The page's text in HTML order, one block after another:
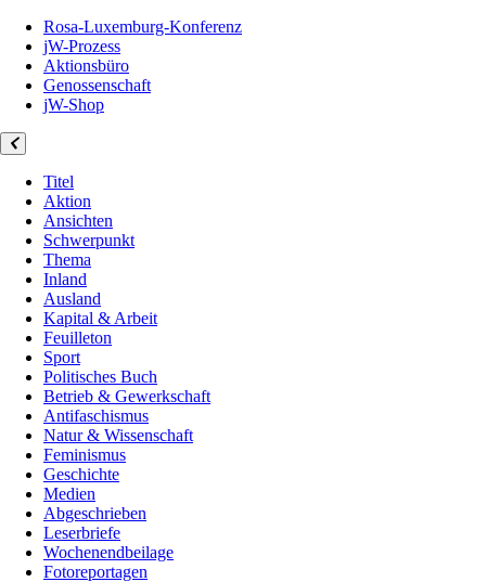
Rosa-Luxemburg-Konferenz
jW-Prozess
Aktionsbüro
Genossenschaft
jW-Shop
Titel
Aktion
Ansichten
Schwerpunkt
Thema
Inland
Ausland
Kapital & Arbeit
Feuilleton
Sport
Politisches Buch
Betrieb & Gewerkschaft
Antifaschismus
Natur & Wissenschaft
Feminismus
Geschichte
Medien
Abgeschrieben
Leserbriefe
Wochenendbeilage
Fotoreportagen